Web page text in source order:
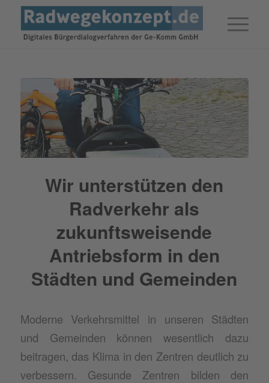
Wir unterstützen den
Radverkehr als
zukunftsweisende
Antriebsform in den
Städten und Gemeinden
Moderne Verkehrsmittel in unseren Städten
und Gemeinden können wesentlich dazu
beitragen, das Klima in den Zentren deutlich zu
verbessern. Gesunde Zentren bilden den